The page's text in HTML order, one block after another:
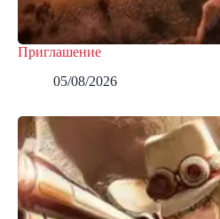
Приглашение
05/08/2026